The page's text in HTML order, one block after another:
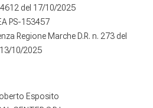
del 17/10/2025
PS-153457
Regione Marche D.R. n. 273 del
13/10/2025
Esposito